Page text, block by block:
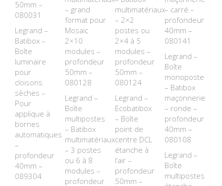
50mm –
080031
Legrand –
Batibox –
Boîte
luminaire
pour
cloisons
sèches –
Pour
applique à
bornes
automatiques
–
profondeur
40mm –
089304
– grand
format pour
Mosaic
2×10
modules –
profondeur
50mm –
080128
Legrand –
Boîte
multipostes
– Batibox
multimatériaux
– 3 postes
ou 6 à 8
modules –
profondeur
multimatériaux
– 2×2
postes ou
2×4 à 5
modules –
profondeur
50mm –
080124
Legrand –
Ecobatibox
– Boîte
point de
centre DCL
étanche à
l’air –
profondeur
50mm –
– carré –
profondeur
40mm –
080141
Legrand –
Boîte
monoposte
– Batibox
maçonnerie
– ronde –
profondeur
40mm –
080108
Legrand –
Boîte
multipostes